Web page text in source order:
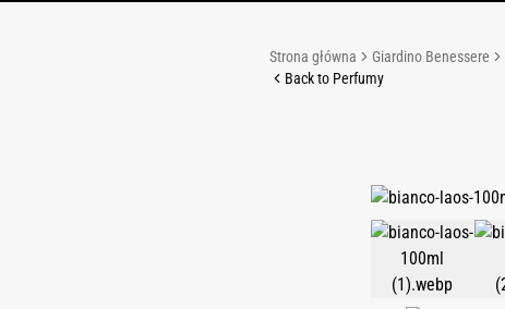
Strona główna Giardino Benessere
Back to Perfumy